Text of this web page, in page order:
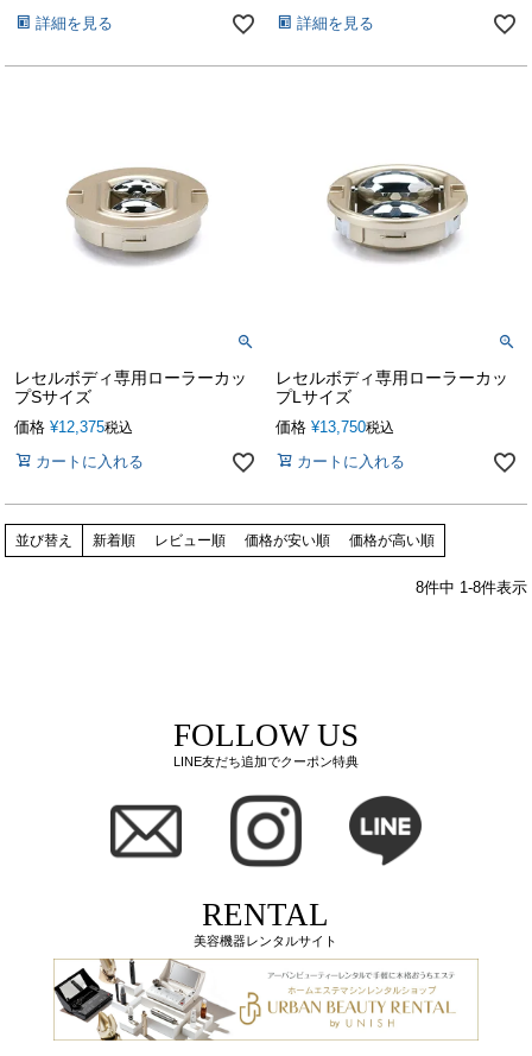
詳細を見る 詳細を見る
レセルボディ専用ローラーカッ
プSサイズ
価格 ¥12,375税込
カートに入れる
レセルボディ専用ローラーカッ
プLサイズ
価格 ¥13,750税込
カートに入れる
並び替え 新着順 レビュー順 価格が安い順 価格が高い順
8件中 1 -8件表示
FOLLOW US
LINE友だち追加でクーポン特典
RENTAL
美容機器レンタルサイト